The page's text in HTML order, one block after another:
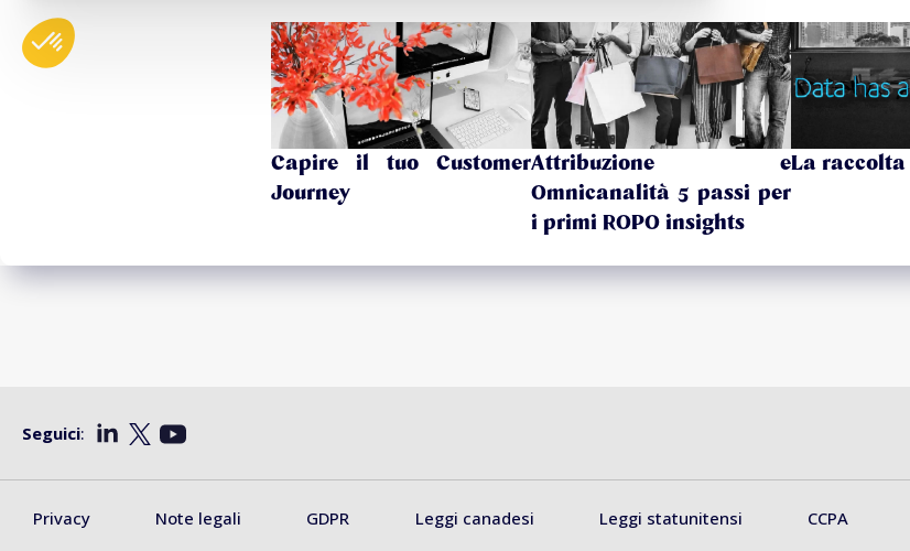
Capire il tuo Customer
Journey
Attribuzione e
Omnicanalità 5 passi per
i primi ROPO insights
La
Seguici:
Privacy Note legali GDPR Leggi canadesi Leggi statunitensi CCPA